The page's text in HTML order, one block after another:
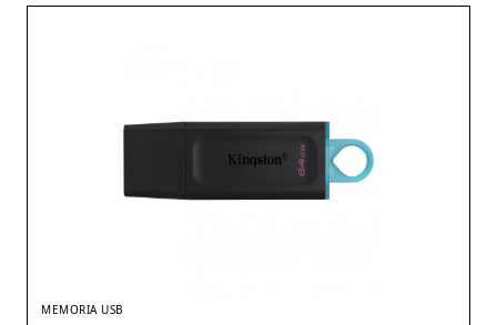
MEMORIA USB